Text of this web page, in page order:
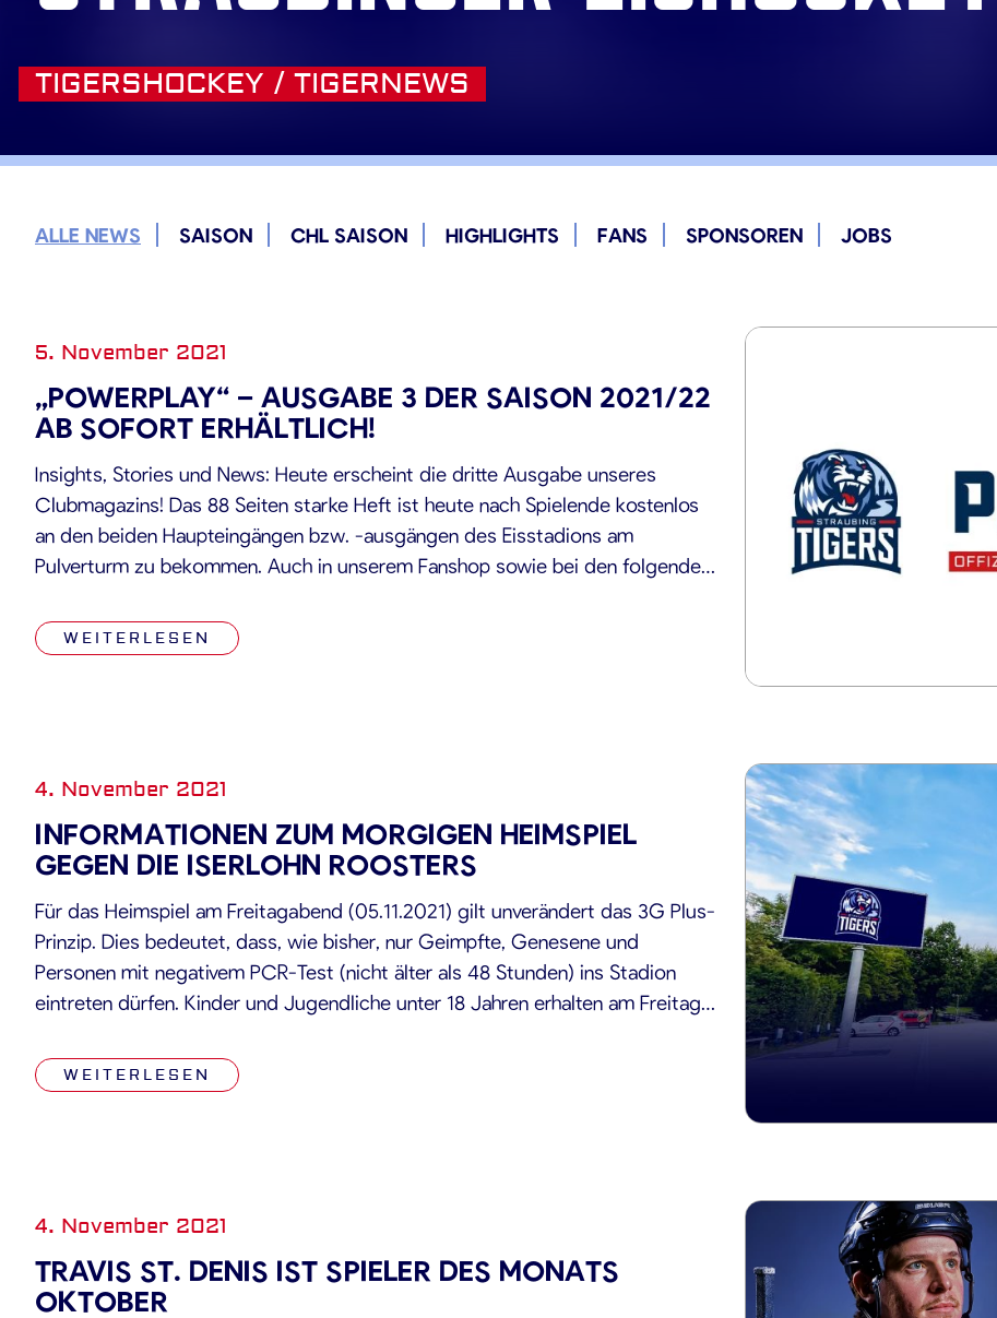
TIGERSHOCKEY / TIGERNEWS
ALLE NEWS SAISON CHL SAISON HIGHLIGHTS FANS SPONSOREN JOBS
5. November 2021
„POWERPLAY“ – AUSGABE 3 DER SAISON 2021/22
AB SOFORT ERHÄLTLICH!
Insights, Stories und News: Heute erscheint die dritte Ausgabe unseres
Clubmagazins! Das 88 Seiten starke Heft ist heute nach Spielende kostenlos
an den beiden Haupteingängen bzw. -ausgängen des Eisstadions am
Pulverturm zu bekommen. Auch in unserem Fanshop sowie bei den folgenden
Tankstelle Nusser Mineralöl (Regensburger Str. […]
WEITERLESEN
4. November 2021
INFORMATIONEN ZUM MORGIGEN HEIMSPIEL
GEGEN DIE ISERLOHN ROOSTERS
Für das Heimspiel am Freitagabend (05.11.2021) gilt unverändert das 3G Plus-
Prinzip. Dies bedeutet, dass, wie bisher, nur Geimpfte, Genesene und
Personen mit negativem PCR-Test (nicht älter als 48 Stunden) ins Stadion
eintreten dürfen. Kinder und Jugendliche unter 18 Jahren erhalten am Freitag
Personalausweises. Bzgl. des Zuschauerkonzepts […]
WEITERLESEN
4. November 2021
TRAVIS ST. DENIS IST SPIELER DES MONATS
OKTOBER